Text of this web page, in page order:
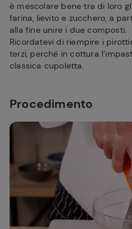
è mescolare bene tra di loro
farina, lievito e zucchero, a
alla fine unire i due composti.
Ricordatevi di riempire i
terzi, perché in cottura
classica cupoletta.
Procedimento